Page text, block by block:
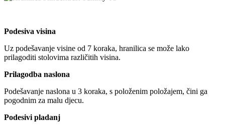
Podesiva visina
Uz podešavanje visine od 7 koraka, hranilica se može lako
prilagoditi stolovima različitih visina.
Prilagodba naslona
Podešavanje naslona u 3 koraka, s položenim položajem, čini ga
pogodnim za malu djecu.
Podesivi pladanj